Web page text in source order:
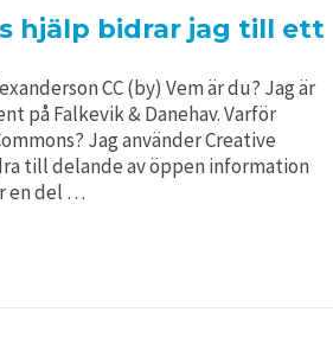
hjälp bidrar jag till ett
CC (by) Vem är du? Jag är
på Falkevik & Danehav. Varför
Jag använder Creative
till delande av öppen information
en del …